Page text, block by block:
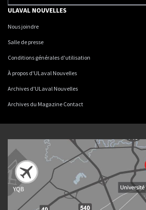
ULAVAL NOUVELLES
Nous joindre
Salle de presse
Conditions générales d'utilisation
À propos d'ULaval Nouvelles
Archives d'ULaval Nouvelles
Archives du Magazine Contact